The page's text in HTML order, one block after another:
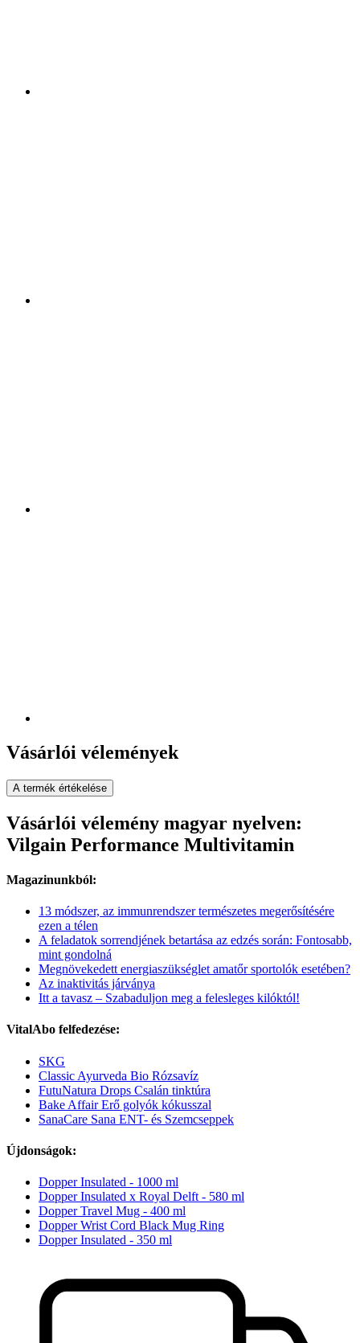
Vásárlói vélemények
A termék értékelése
Vásárlói vélemény magyar nyelven:
Vilgain Performance Multivitamin
Magazinunkból:
13 módszer, az immunrendszer természetes megerősítésére
ezen a télen
A feladatok sorrendjének betartása az edzés során: Fontosabb,
mint gondolná
Megnövekedett energiaszükséglet amatőr sportolók esetében?
Az inaktivitás járványa
Itt a tavasz – Szabaduljon meg a felesleges kilóktól!
VitalAbo felfedezése:
SKG
Classic Ayurveda Bio Rózsavíz
FutuNatura Drops Csalán tinktúra
Bake Affair Erő golyók kókusszal
SanaCare Sana ENT- és Szemcseppek
Újdonságok:
Dopper Insulated - 1000 ml
Dopper Insulated x Royal Delft - 580 ml
Dopper Travel Mug - 400 ml
Dopper Wrist Cord Black Mug Ring
Dopper Insulated - 350 ml